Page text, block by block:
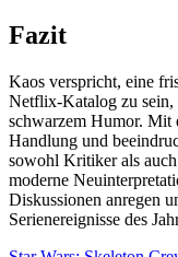
Fazit
Kaos verspricht, eine
Netflix-Katalog zu sein,
schwarzem Humor. Mit
Handlung und
sowohl Kritiker als
moderne
Diskussionen anregen
Serienereignisse des